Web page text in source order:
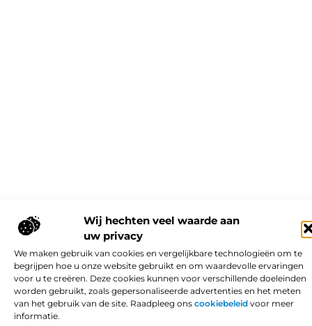
Wij hechten veel waarde aan
uw privacy
We maken gebruik van cookies en vergelijkbare technologieën om te
begrijpen hoe u onze website gebruikt en om waardevolle ervaringen
voor u te creëren. Deze cookies kunnen voor verschillende doeleinden
worden gebruikt, zoals gepersonaliseerde advertenties en het meten
van het gebruik van de site. Raadpleeg ons cookiebeleid voor meer
informatie.